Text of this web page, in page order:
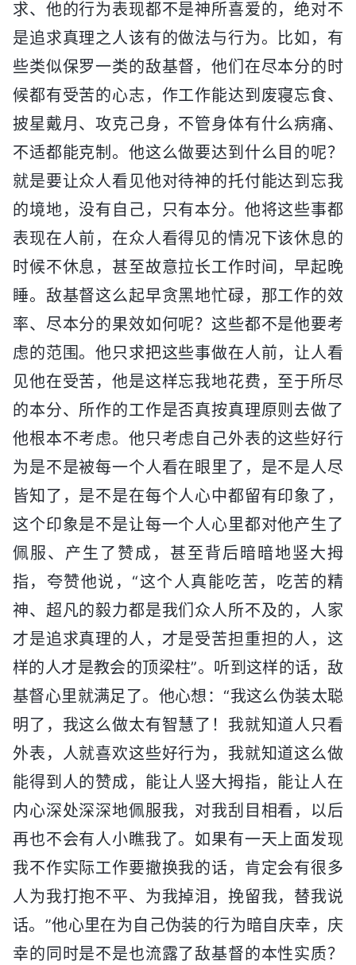
求、他的行为表现都不是神所喜爱的，绝对不
是追求真理之人该有的做法与行为。比如，有
些类似保罗一类的敌基督，他们在尽本分的时
候都有受苦的心志，作工作能达到废寝忘食、
披星戴月、攻克己身，不管身体有什么病痛、
不适都能克制。他这么做要达到什么目的呢？
就是要让众人看见他对待神的托付能达到忘我
的境地，没有自己，只有本分。他将这些事都
表现在人前，在众人看得见的情况下该休息的
时候不休息，甚至故意拉长工作时间，早起晚
睡。敌基督这么起早贪黑地忙碌，那工作的效
率、尽本分的果效如何呢？这些都不是他要考
虑的范围。他只求把这些事做在人前，让人看
见他在受苦，他是这样忘我地花费，至于所尽
的本分、所作的工作是否真按真理原则去做了
他根本不考虑。他只考虑自己外表的这些好行
为是不是被每一个人看在眼里了，是不是人尽
皆知了，是不是在每个人心中都留有印象了，
这个印象是不是让每一个人心里都对他产生了
佩服、产生了赞成，甚至背后暗暗地竖大拇
指，夸赞他说，“这个人真能吃苦，吃苦的精
神、超凡的毅力都是我们众人所不及的，人家
才是追求真理的人，才是受苦担重担的人，这
样的人才是教会的顶梁柱”。听到这样的话，敌
基督心里就满足了。他心想：“我这么伪装太聪
明了，我这么做太有智慧了！我就知道人只看
外表，人就喜欢这些好行为，我就知道这么做
能得到人的赞成，能让人竖大拇指，能让人在
内心深处深深地佩服我，对我刮目相看，以后
再也不会有人小瞧我了。如果有一天上面发现
我不作实际工作要撤换我的话，肯定会有很多
人为我打抱不平、为我掉泪，挽留我，替我说
话。”他心里在为自己伪装的行为暗自庆幸，庆
幸的同时是不是也流露了敌基督的本性实质？